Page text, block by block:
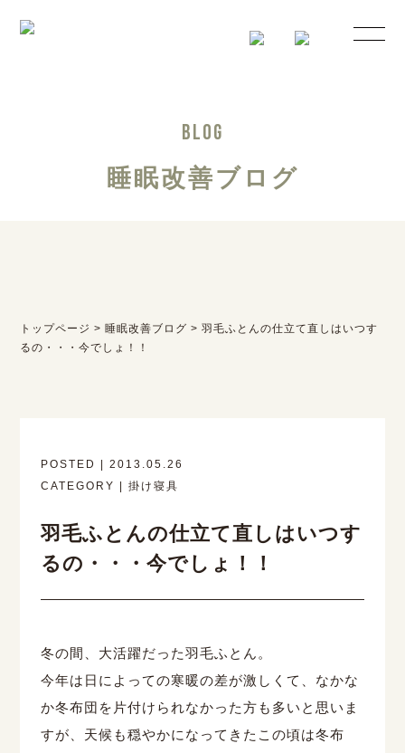
BLOG
睡眠改善ブログ
トップページ > 睡眠改善ブログ >羽毛ふとんの仕立て直しはいつす
るの・・・今でしょ！！
POSTED | 2013.05.26
CATEGORY | 掛け寝具
羽毛ふとんの仕立て直しはいつす
るの・・・今でしょ！！
冬の間、大活躍だった羽毛ふとん。
今年は日によっての寒暖の差が激しくて、なかな
か冬布団を片付けられなかった方も多いと思いま
すが、天候も穏やかになってきたこの頃は冬布